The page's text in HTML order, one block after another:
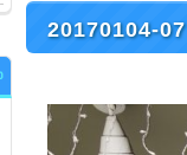
20170104-07